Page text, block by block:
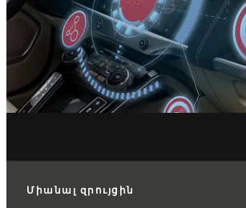
Միանալ զրույցին